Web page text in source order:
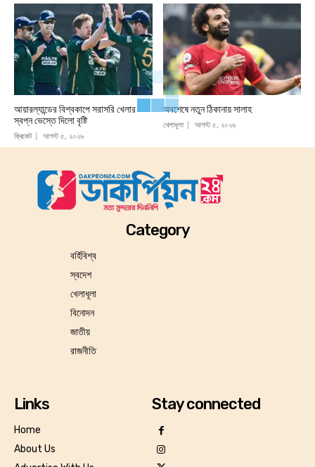
আয়ারল্যান্ডের বিশ্বকাপে সরাসরি খেলার
স্বপ্ন ভেস্তে দিলো বৃষ্টি
ক্রিকেট আগস্ট ৫, ২০২৬
অবশেষে নতুন ঠিকানায় সালাহ
খেলাধূলা আগস্ট ৫, ২০২৬
Category
বর্হিবিশ্ব
স্বদেশ
খেলাধূলা
বিনোদন
জাতীয়
রাজনীতি
Links
Home
About Us
Stay connected